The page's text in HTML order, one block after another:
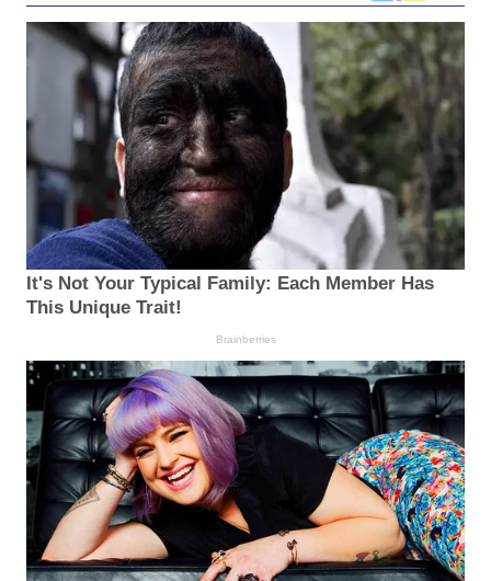
It's Not Your Typical Family: Each Member Has
This Unique Trait!
Brainberries